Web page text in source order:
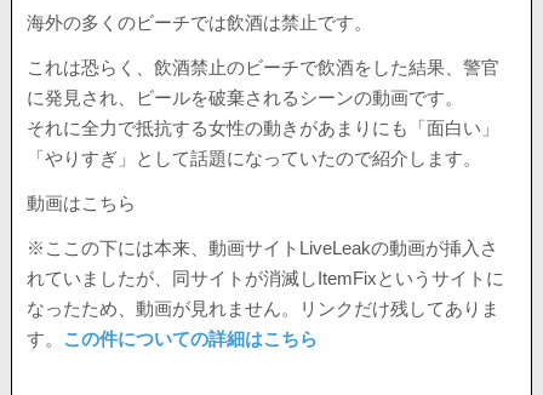
海外の多くのビーチでは飲酒は禁止です。
これは恐らく、飲酒禁止のビーチで飲酒をした結果、警官
に発見され、ビールを破棄されるシーンの動画です。
それに全力で抵抗する女性の動きがあまりにも「面白い」
「やりすぎ」として話題になっていたので紹介します。
動画はこちら
※ここの下には本来、動画サイトLiveLeakの動画が挿入さ
れていましたが、同サイトが消滅しItemFixというサイトに
なったため、動画が見れません。リンクだけ残してありま
す。 この件についての詳細はこちら